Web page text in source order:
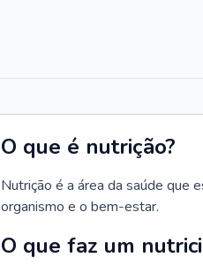
O que é nutrição?
Nutrição é a área da saúde que
organismo e o bem-estar.
O que faz um